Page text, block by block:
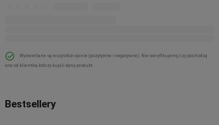
Wyświetlane są wszystkie opinie (pozytywne i negatywne). Nie weryfikujemy, czy pochodzą
one od klientów, którzy kupili dany produkt.
Bestsellery